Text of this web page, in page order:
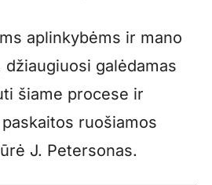
aplinkybėms ir mano
galėdamas
šiame procese ir
ruošiamos
J. Petersonas.